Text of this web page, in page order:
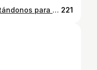
| #NuevaNormalidad 😷 Adaptándonos para continuar con nuestras labores diarias. . . . #photography #fotografia #lighting #style #nature #picoftheday #photooftheday #quarantine #architect #selfportrait #boy #like #instapic #instadaily #july #julio #2020 #SantaCruz #Bolivia 221